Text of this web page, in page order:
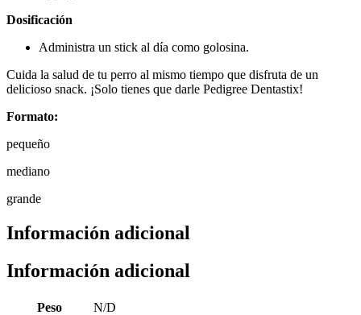
Dosificación
Administra un stick al día como golosina.
Cuida la salud de tu perro al mismo tiempo que disfruta de un
delicioso snack. ¡Solo tienes que darle Pedigree Dentastix!
Formato:
pequeño
mediano
grande
Información adicional
Información adicional
Peso N/D